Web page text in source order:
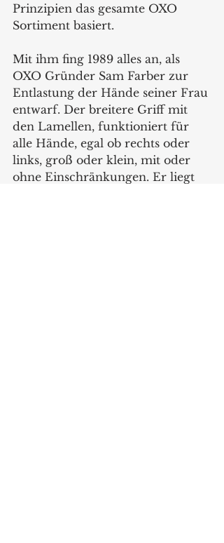
Prinzipien das gesamte OXO
Sortiment basiert.
Mit ihm fing 1989 alles an, als
OXO Gründer Sam Farber zur
Entlastung der Hände seiner Frau
entwarf. Der breitere Griff mit
den Lamellen, funktioniert für
alle Hände, egal ob rechts oder
links, groß oder klein, mit oder
ohne Einschränkungen. Er liegt